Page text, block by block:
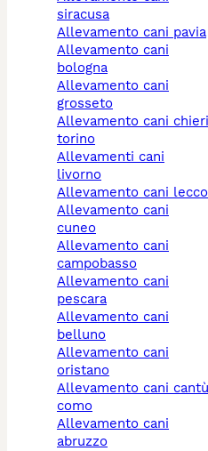
siracusa
allevamento cani pavia
allevamento cani
bologna
allevamento cani
grosseto
allevamento cani chieri
torino
allevamenti cani
livorno
allevamento cani lecco
allevamento cani
cuneo
allevamento cani
campobasso
allevamento cani
pescara
allevamento cani
belluno
allevamento cani
oristano
allevamento cani cantù
como
allevamento cani
abruzzo